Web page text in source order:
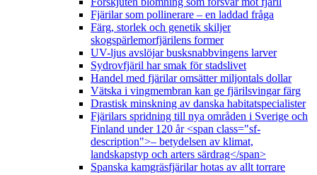
Fjärilar som pollinerare – en laddad fråga
Färg, storlek och genetik skiljer
skogspärlemorfjärilens former
UV-ljus avslöjar busksnabbvingens larver
Sydrovfjäril har smak för stadslivet
Handel med fjärilar omsätter miljontals dollar
Vätska i vingmembran kan ge fjärilsvingar färg
Drastisk minskning av danska habitatspecialister
Fjärilars spridning till nya områden i Sverige och
Finland under 120 år <span class="sf-
description">– betydelsen av klimat,
landskapstyp och arters särdrag</span>
Spanska kamgräsfjärilar hotas av allt torrare